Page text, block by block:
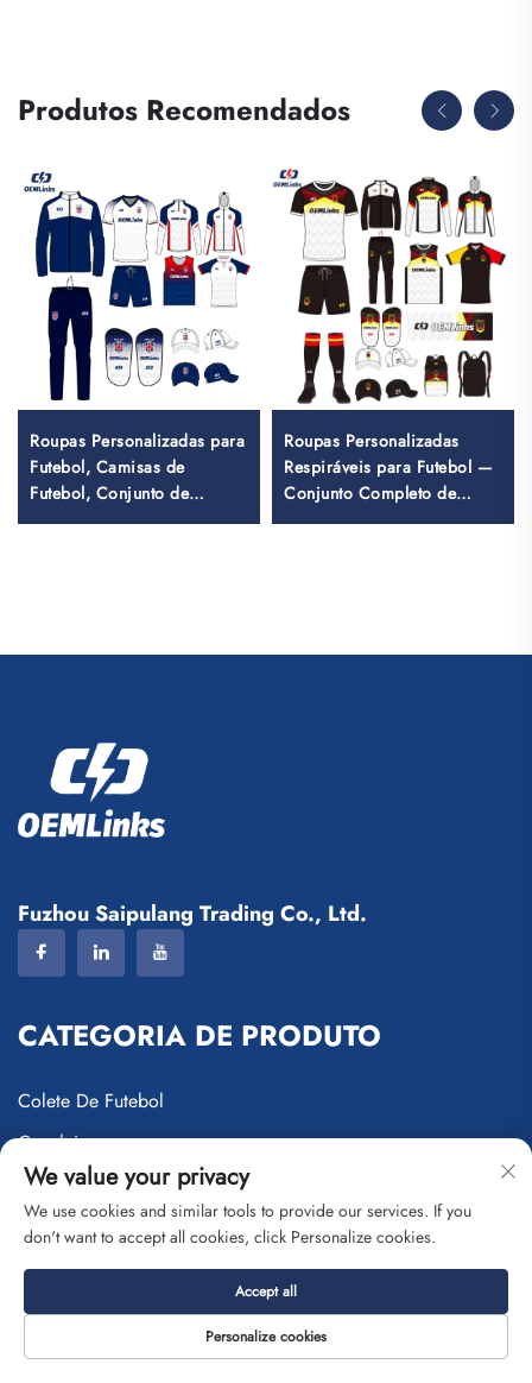
Produtos Recomendados
Roupas Personalizadas para
Futebol, Camisas de
Futebol, Conjunto de
Uniformes para a Tailândia,
Roupas Personalizadas
Respiráveis para Futebol —
Conjunto Completo de
Uniformes, Camisetas de
Fuzhou Saipulang Trading Co., Ltd.
CATEGORIA DE PRODUTO
Colete De Futebol
Caneleiras
Mochila para Esportes com Bolas
Bolsa de Sublimação Térmica
Bolsa De Ferramentas
Bolsas Para Estilo De Vida
Bolsas De Viagem
We value your privacy
We use cookies and similar tools to provide our services. If you
don't want to accept all cookies, click Personalize cookies.
Personalize cookies
Accept all